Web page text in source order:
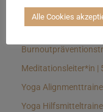
Longevitytrainer*in
Meditationsleiter*in |
Yoga
Yoga
Alle Cookies